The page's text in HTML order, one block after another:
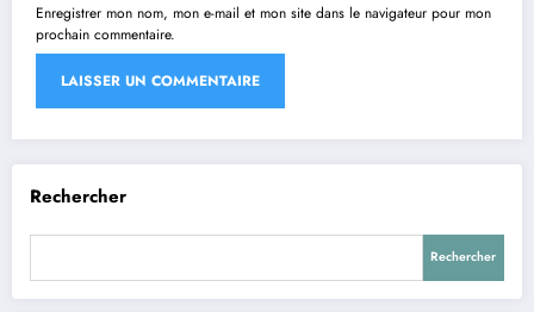
Enregistrer mon nom, mon e-mail et mon site dans le navigateur pour mon
prochain commentaire.
Rechercher
Rechercher